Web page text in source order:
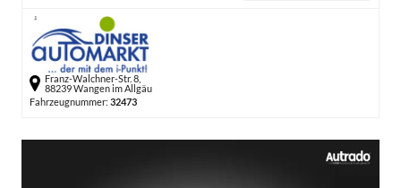
Franz-Walchner-Str. 8,
88239 Wangen im Allgäu
Fahrzeugnummer: 32473